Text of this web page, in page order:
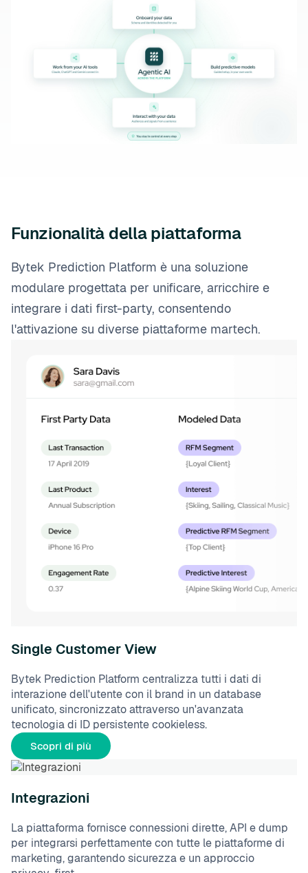
Funzionalità della piattaforma
Bytek Prediction Platform è una soluzione
modulare progettata per unificare, arricchire e
integrare i dati first-party, consentendo
l'attivazione su diverse piattaforme martech.
Single Customer View
Bytek Prediction Platform centralizza tutti i dati di
interazione dell'utente con il brand in un database
unificato, sincronizzato attraverso un'avanzata
tecnologia di ID persistente cookieless.
Scopri di più
Integrazioni
La piattaforma fornisce connessioni dirette, API e dump
per integrarsi perfettamente con tutte le piattaforme di
marketing, garantendo sicurezza e un approccio